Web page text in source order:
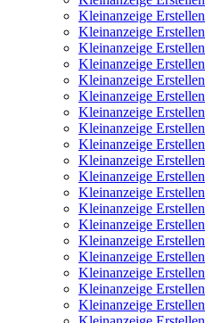
Kleinanzeige Erstellen
Kleinanzeige Erstellen
Kleinanzeige Erstellen
Kleinanzeige Erstellen
Kleinanzeige Erstellen
Kleinanzeige Erstellen
Kleinanzeige Erstellen
Kleinanzeige Erstellen
Kleinanzeige Erstellen
Kleinanzeige Erstellen
Kleinanzeige Erstellen
Kleinanzeige Erstellen
Kleinanzeige Erstellen
Kleinanzeige Erstellen
Kleinanzeige Erstellen
Kleinanzeige Erstellen
Kleinanzeige Erstellen
Kleinanzeige Erstellen
Kleinanzeige Erstellen